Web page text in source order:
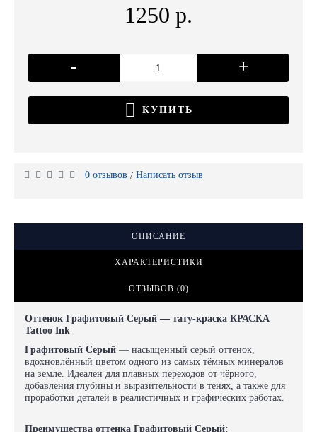
1250 р.
- +
КУПИТЬ
0 отзывов / Написать отзыв
ОПИСАНИЕ
ХАРАКТЕРИСТИКИ
ОТЗЫВОВ (0)
Оттенок Графитовый Серый — тату-краска КРАСКА
Tattoo Ink
Графитовый Серый — насыщенный серый оттенок,
вдохновлённый цветом одного из самых тёмных минералов
на земле. Идеален для плавных переходов от чёрного,
добавления глубины и выразительности в тенях, а также для
проработки деталей в реалистичных и графических работах.
Преимущества оттенка Графитовый Серый: